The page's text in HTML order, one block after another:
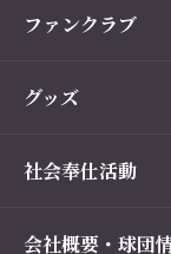
ファンクラブ
グッズ
社会奉仕活動
会社概要・球団